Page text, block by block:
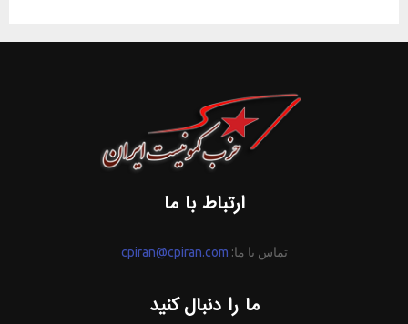
ارتباط با ما
تماس با ما: cpiran@cpiran.com
ما را دنبال کنید